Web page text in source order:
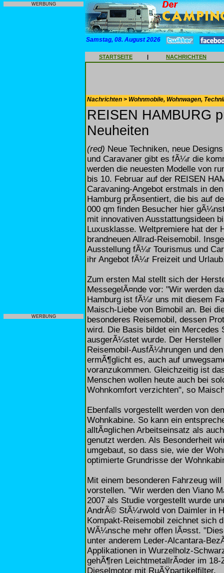
WERBUNG
WERBUNG
Samstag, 08. August 2026
STARTSEITE | NACHRICHTEN
Nachrichten > Wohnmobile, Wohnwagen,
REISEN HAMBURG
Neuheiten
(red) Neue Techniken, neue
und Caravaner gibt es fÃ¼r die
werden die neuesten Modelle von
bis 10. Februar auf der REISEN
Caravaning-Angebot erstmals in
Hamburg prÃ¤sentiert, die bis auf
000 qm finden Besucher hier
mit innovativen Ausstattungsideen
Luxusklasse. Weltpremiere hat der
brandneuen Allrad-Reisemobil.
Ausstellung fÃ¼r Tourismus und
ihr Angebot fÃ¼r Freizeit und
Zum ersten Mal stellt sich der
MessegelÃ¤nde vor: "Wir werden
Hamburg ist fÃ¼r uns mit diesem
Maisch-Liebe von Bimobil an. Bei
besonderes Reisemobil, dessen
wird. Die Basis bildet ein Mercedes
ausgerÃ¼stet wurde. Der
Reisemobil-AusfÃ¼hrungen und
ermÃ¶glicht es, auch auf
voranzukommen. Gleichzeitig ist
Menschen wollen heute auch bei
Wohnkomfort verzichten", so
Ebenfalls vorgestellt werden von
Wohnkabine. So kann ein
alltÃ¤glichen Arbeitseinsatz als
genutzt werden. Als Besonderheit
umgebaut, so dass sie, wie der
optimierte Grundrisse der
Mit einem besonderen Fahrzeug
vorstellen. "Wir werden den Viano
2007 als Studie vorgestellt wurde
AndrÃ© StÃ¼rwold von Daimler in
Kompakt-Reisemobil zeichnet sich
WÃ¼nsche mehr offen lÃ¤sst.
unter anderem Leder-Alcantara-
Applikationen in Wurzelholz-
gehÃ¶ren LeichtmetallrÃ¤der im
Dieselmotor mit RuÃŸpartikelfilter.